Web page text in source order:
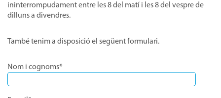
ininterrompudament entre les 8 del matí i les 8 del vespre de
dilluns a divendres.
També tenim a disposició el següent formulari.
Nom i cognoms*